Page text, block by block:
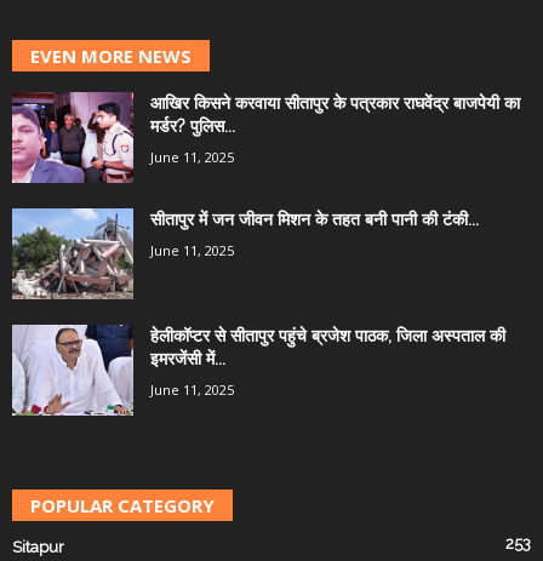
EVEN MORE NEWS
आखिर किसने करवाया सीतापुर के पत्रकार राघवेंद्र बाजपेयी का
मर्डर? पुलिस...
June 11, 2025
सीतापुर में जन जीवन मिशन के तहत बनी पानी की टंकी...
June 11, 2025
हेलीकॉप्टर से सीतापुर पहुंचे ब्रजेश पाठक, जिला अस्पताल की
इमरजेंसी में...
June 11, 2025
POPULAR CATEGORY
Sitapur 253